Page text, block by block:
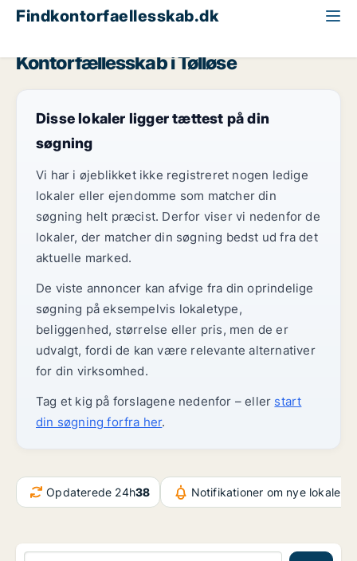
Findkontorfaellesskab.dk
Kontorfællesskab i Tølløse
Disse lokaler ligger tættest på din
søgning
Vi har i øjeblikket ikke registreret nogen ledige
lokaler eller ejendomme som matcher din
søgning helt præcist. Derfor viser vi nedenfor de
lokaler, der matcher din søgning bedst ud fra det
aktuelle marked.
De viste annoncer kan afvige fra din oprindelige
søgning på eksempelvis lokaletype,
beliggenhed, størrelse eller pris, men de er
udvalgt, fordi de kan være relevante alternativer
for din virksomhed.
Tag et kig på forslagene nedenfor – eller start
din søgning forfra her.
Opdaterede 24h38 Notifikationer om nye lokaler